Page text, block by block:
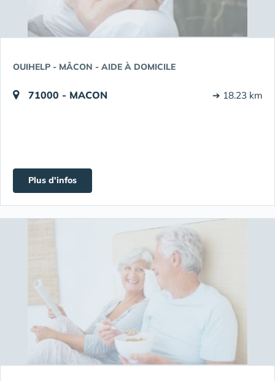
OUIHELP - MÂCON - AIDE À DOMICILE
71000 - MACON ➔ 18.23 km
Plus d'infos